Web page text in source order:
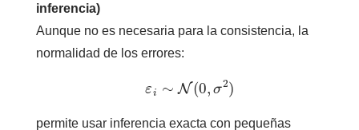
inferencia)
Aunque no es necesaria para la consistencia, la
normalidad de los errores:
N (0,σ )
permite usar inferencia exacta con pequeñas